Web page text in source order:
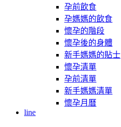
孕前飲食
孕媽媽的飲食
懷孕的階段
懷孕後的身體
新手媽媽的貼士
懷孕清單
孕前清單
新手媽媽清單
懷孕月曆
line